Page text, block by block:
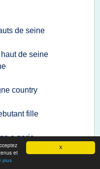
X
et
plus
de seine
de seine
country
fille
a paris
danse
13